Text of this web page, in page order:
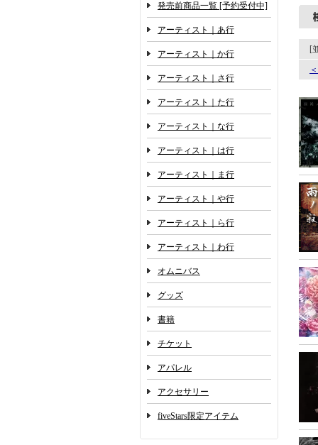
発売前商品一覧 [予約受付中]
アーティスト｜あ行
アーティスト｜か行
アーティスト｜さ行
アーティスト｜た行
アーティスト｜な行
アーティスト｜は行
アーティスト｜ま行
アーティスト｜や行
アーティスト｜ら行
アーティスト｜わ行
オムニバス
グッズ
書籍
チケット
アパレル
アクセサリー
fiveStars限定アイテム
[